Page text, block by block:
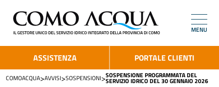
MENU
ASSISTENZA PORTALE CLIENTI
COMOACQUA>AVVISI>SOSPENSIONI>SOSPENSIONE PROGRAMMATA DEL
SERVIZIO IDRICO DEL 30 GENNAIO 2026